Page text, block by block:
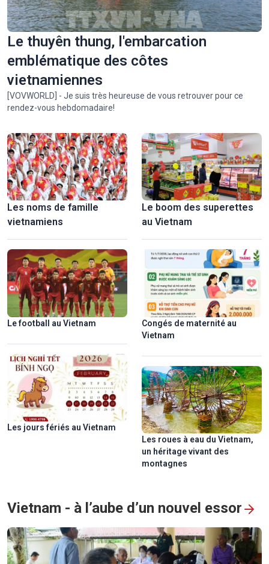
Le tombeau de Khai Dinh, à la croisée des cultures d'Orient
et d'Occident
Sur les traces d'une mission humanitaire
Hô Chi Minh-Ville en lumière: un spectacle de mapping 3D
Le thuyên thung, l'embarcation
emblématique des côtes
vietnamiennes
[VOVWORLD] - Je suis très heureuse de vous retrouver pour ce
rendez-vous hebdomadaire!
Les noms de famille
vietnamiens
Le football au Vietnam
Les jours fériés au Vietnam
Le boom des superettes
au Vietnam
Congés de maternité au
Vietnam
Les roues à eau du Vietnam,
un héritage vivant des
montagnes
Vietnam - à l’aube d’un nouvel essor